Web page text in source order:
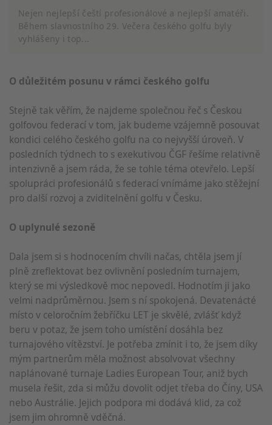
Nejen nejlepší čeští profesionálové a nejlepší amatéři.
Během slavnostního 29. Večera českého golfu byly
vyhlášeny i top...
O důležitém posunu v rámci českého golfu
Stejně tak věřím, že najdeme společnou řeč s Českou
golfovou federací v tom, jak budeme vzájemně posouvat
kondici celého českého golfu na co nejvyšší úroveň. V
posledních týdnech to s exekutivou ČGF řešíme relativně
intenzivně a jsem ráda, že se tohle téma otevřelo. Lepší
spolupráci profesionálů s federací vnímáme jako stěžejní
pro další rozvoj a zviditelnění golfu v Česku.
O uplynulé sezoně
Dala jsem si s hodnocením chvíli načas, chtěla jsem jí
plně zreflektovat bez ovlivnění posledním turnajem,
který se mi výsledkově moc nepovedl. Hodnotím ji jako
velmi nadprůměrnou. Jsem s ní spokojená. Devatenácté
místo v celoročním žebříčku LET je skvělé, zvlášť když
beru v potaz, že jsem toho umístění dosáhla bez
turnajového vítězství. Je potřeba zmínit i to, že jsem díky
mým partnerům měla možnost absolvovat všechny
naplánované turnaje Ladies European Tour, aniž bych
musela řešit, zda si můžu dovolit odjet třeba do Číny, USA
nebo Austrálie. Jejich podpora mi dodává klid, za což
jsem jim ohromně vděčná.